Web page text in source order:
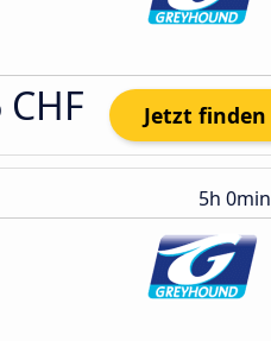
Jetzt finden
5h 0min